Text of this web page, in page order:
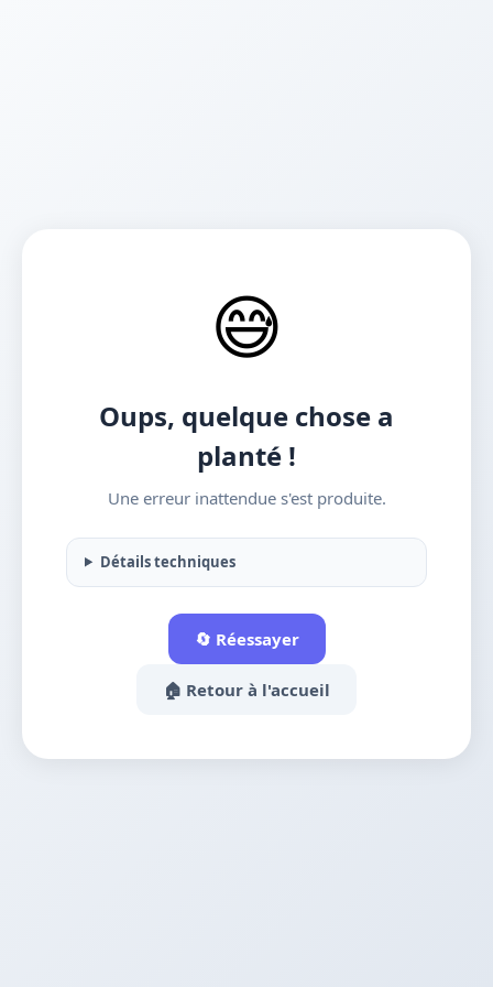
😅
Oups, quelque chose a
planté !
Une erreur inattendue s'est produite.
Détails techniques
🔄 Réessayer
🏠 Retour à l'accueil